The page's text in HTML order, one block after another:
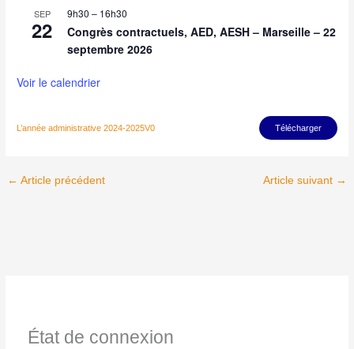
SEP
22
9h30 – 16h30
Congrès contractuels, AED, AESH – Marseille – 22
septembre 2026
Voir le calendrier
L’année administrative 2024-2025V0 Télécharger
← Article précédent Article suivant →
État de connexion